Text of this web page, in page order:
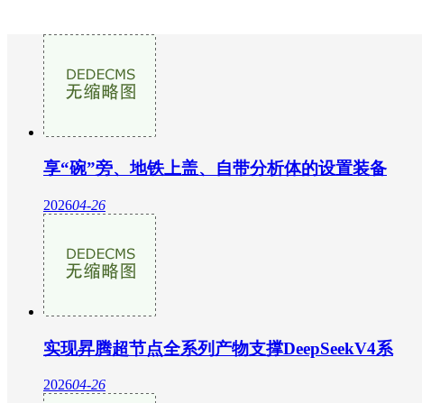
享“碗”旁、地铁上盖、自带分析体的设置装备
202604-26
实现昇腾超节点全系列产物支撑DeepSeekV4系
202604-26